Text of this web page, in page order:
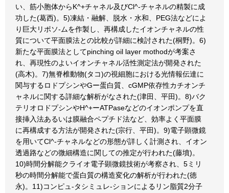
い、筋小胞体からK^+チャネル及びCl^-チャネルの精製に成
功した(葛西)。5)凍結・融解、脱水・水和、PEG法などによ
り巨大リポソ-ムを作製し、再構成したイオンチャネルの性
質について平面膜法との比較が詳細に検討された(桐野)。6)
新たな平面膜法としてpinching oil layer mothodが考案さ
れ、再現性のよいイオンチャネル活性測定法が開発された
(高木)。7)無脊椎動物(タコ)の視細胞における光情報伝達に
関与するロドプシンやGー蛋白質、cGMP依存性カチオンチ
ャネルに関する詳細な解析がなされた(津田、平田)。8)バク
テリオロドプシンやH^+ーATPaseなどのイオンポンプを直
接挿入法あるいは膜融合ペプチド法など、効率よく平面膜
に再構成する方法が開発された(宗行、平田)。9)電子顕微鏡
を用いてCl^-チャネルなどの形態が詳しく計測され、イオン
透過路などの微細構造に関しての推定が行われた(藤墳)。
10)時間分解能クライオ電子顕微鏡技術が考察され、5ミリ
秒の時間分解能で蛋白質の構造変化の解析が行われた(徳
永)。11)コンピュ-タシミュレ-ションによるリン脂質2分子